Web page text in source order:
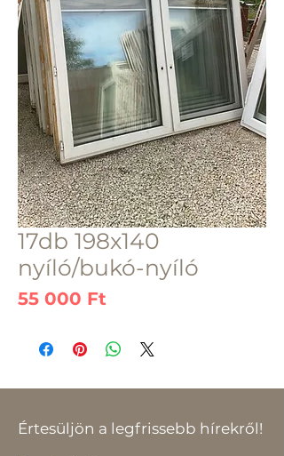
17db 198x140
nyíló/bukó-nyíló
55 000 Ft
Értesüljön a legfrissebb hírekről!